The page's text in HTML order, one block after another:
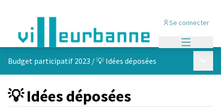
Se connecter
Budget participatif 2023 /💡 Idées déposées
💡 Idées déposées